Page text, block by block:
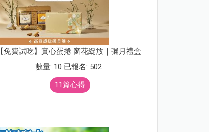
【免費試吃】實心蛋捲 窗花綻放｜彌月禮盒
數量: 10 已報名: 502
11篇心得